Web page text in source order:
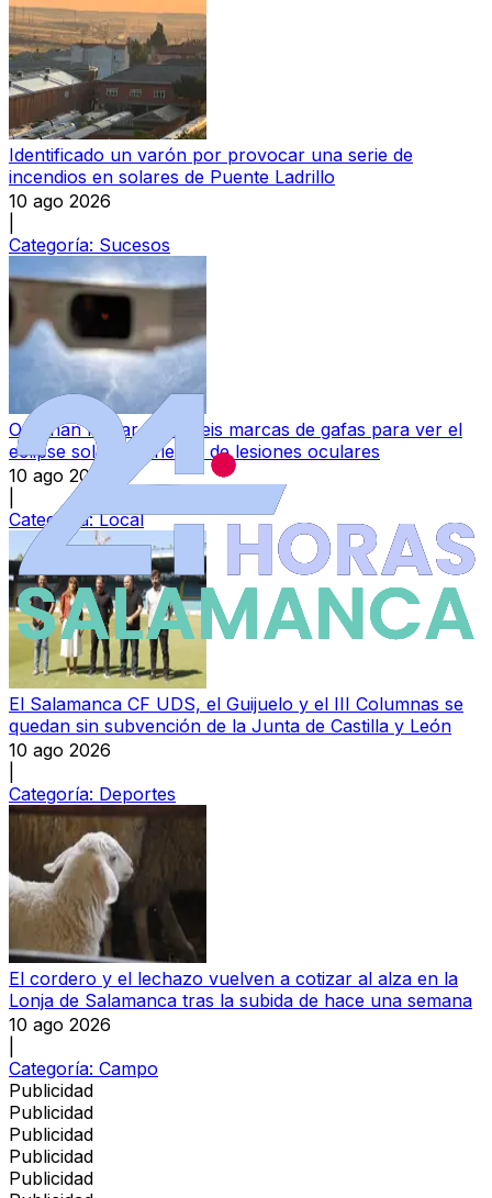
Identificado un varón por provocar una serie de
incendios en solares de Puente Ladrillo
10 ago 2026
Categoría: Sucesos
Ordenan retirar estas seis marcas de gafas para ver el
eclipse solar por riesgo de lesiones oculares
10 ago 2026
Categoría:Local
El Salamanca CF UDS, el Guijuelo y el III Columnas se
quedan sin subvención de la Junta de Castilla y León
10 ago 2026
Categoría: Deportes
El cordero y el lechazo vuelven a cotizar al alza en la
Lonja de Salamanca tras la subida de hace una semana
10 ago 2026
Categoría: Campo
Publicidad
Publicidad
Publicidad
Publicidad
Publicidad